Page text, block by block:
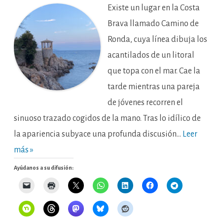
verano
Existe un lugar en la Costa
Brava llamado Camino de
Ronda, cuya línea dibuja los
acantilados de un litoral
que topa con el mar. Cae la
tarde mientras una pareja
de jóvenes recorren el
sinuoso trazado cogidos de la mano. Tras lo idílico de
la apariencia subyace una profunda discusión… Leer
más »
Ayúdanos a su difusión: